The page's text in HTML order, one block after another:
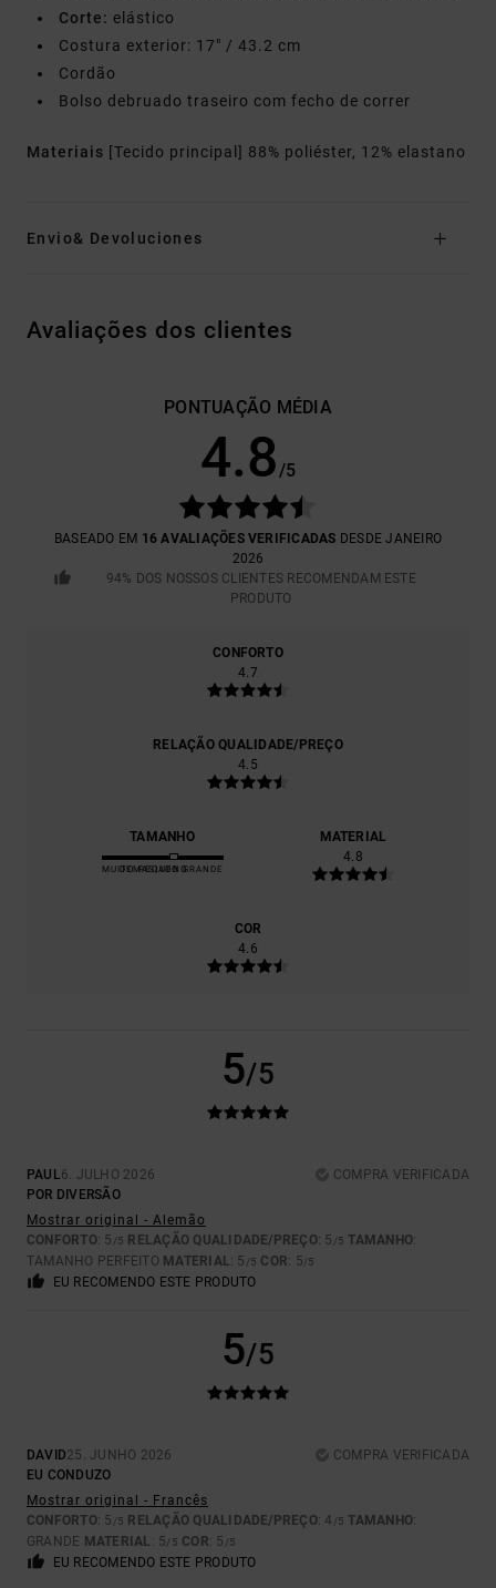
Corte: elástico
Costura exterior: 17" / 43.2 cm
Cordão
Bolso debruado traseiro com fecho de correr
Materiais [Tecido principal] 88% poliéster, 12% elastano
Envio& Devoluciones
Avaliações dos clientes
PONTUAÇÃO MÉDIA
4.8/5
BASEADO EM 16 AVALIAÇÕES VERIFICADAS DESDE JANEIRO
2026
94% DOS NOSSOS CLIENTES RECOMENDAM ESTE
PRODUTO
CONFORTO
4.7
RELAÇÃO QUALIDADE/PREÇO
4.5
TAMANHO
MUITO PEQUENO
DEMASIADO GRANDE
MATERIAL
4.8
COR
4.6
5/5
PAUL6. JULHO 2026
COMPRA VERIFICADA
POR DIVERSÃO
Mostrar original - Alemão
CONFORTO: 5 /5 RELAÇÃO QUALIDADE/PREÇO: 5 /5 TAMANHO:
TAMANHO PERFEITO MATERIAL: 5 /5 COR: 5/5
EU RECOMENDO ESTE PRODUTO
5/5
DAVID25. JUNHO 2026
COMPRA VERIFICADA
EU CONDUZO
Mostrar original - Francês
CONFORTO: 5 /5 RELAÇÃO QUALIDADE/PREÇO: 4 /5 TAMANHO:
GRANDE MATERIAL : 5/5 COR: 5 /5
EU RECOMENDO ESTE PRODUTO